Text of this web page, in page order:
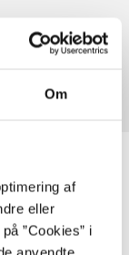
Om
af
eller
”Cookies” i